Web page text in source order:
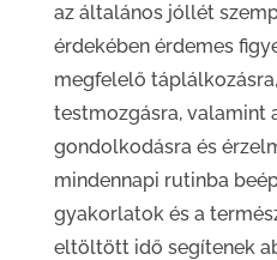
az általános jóllét
érdekében érdemes
megfelelő
testmozgásra, valamint
gondolkodásra és
mindennapi rutinba
gyakorlatok és a
eltöltött idő segítenek